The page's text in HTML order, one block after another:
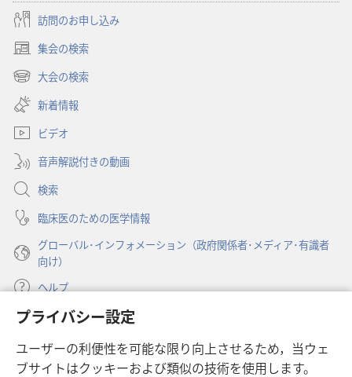
プライバシー設定
ユーザーの利便性を可能な限り向上させるため，当ウェ
ブサイトはクッキーおよび類似の技術を使用します。
訪問のお申し込み
集会の検索
（新
し
タ
で
開
く）
大会の検索
（新
し
い
タ
ブ
で
開
く）
新着情報
ビデオ
音声解説付きの動画
検索
臨床医のための医学情報
グローバル･インフォメーション（政府関係者･メディア･有識者
向け）
ヘルプ
寄付
し
い
ものみの塔 オンライン・ライブラリー